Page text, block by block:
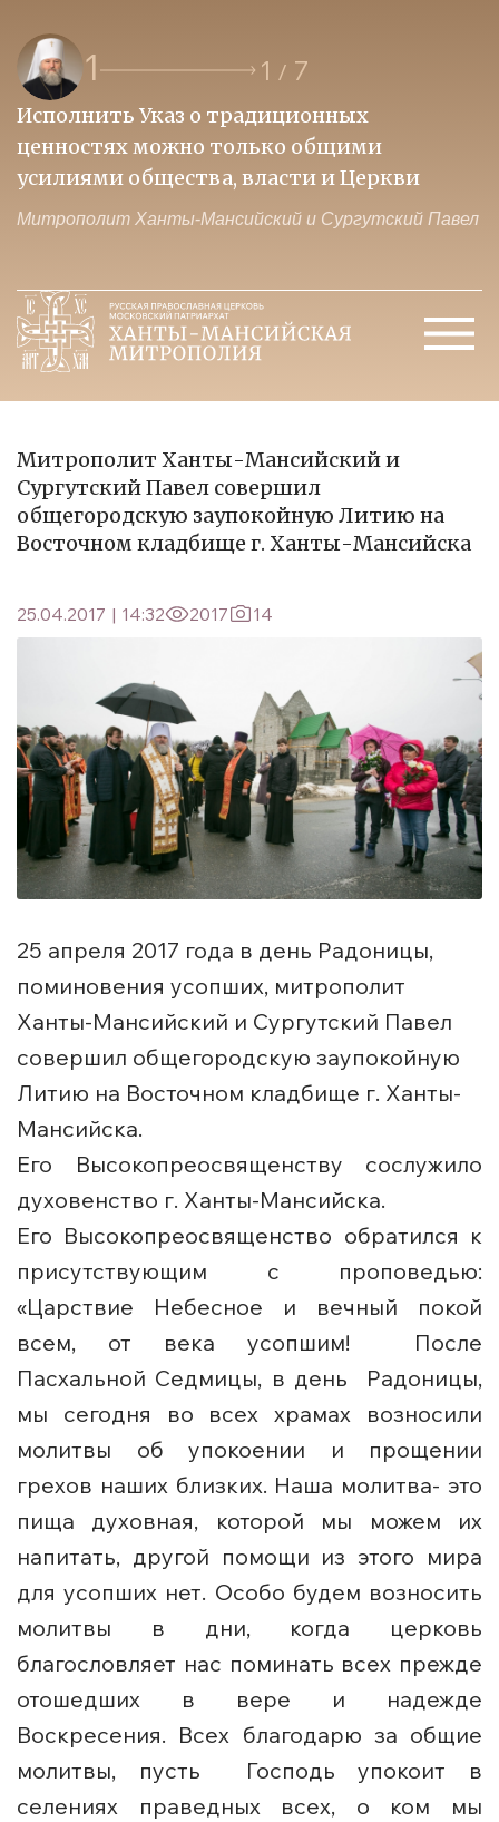
1 1 / 7
Исполнить Указ о традиционных
ценностях можно только общими
усилиями общества, власти и Церкви
Митрополит Ханты-Мансийский и Сургутский Павел
Митрополит Ханты-Мансийский и
Сургутский Павел совершил
общегородскую заупокойную Литию на
Восточном кладбище г. Ханты-Мансийска
25.04.2017 | 14:32 2017 14
25 апреля 2017 года в день Радоницы,
поминовения усопших, митрополит
Ханты-Мансийский и Сургутский Павел
совершил общегородскую заупокойную
Литию на Восточном кладбище г. Ханты-
Мансийска.
Его Высокопреосвященству сослужило
духовенство г. Ханты-Мансийска.
Его Высокопреосвященство обратился к
присутствующим с проповедью:
«Царствие Небесное и вечный покой
всем, от века усопшим! После
Пасхальной Седмицы, в день Радоницы,
мы сегодня во всех храмах возносили
молитвы об упокоении и прощении
грехов наших близких. Наша молитва- это
пища духовная, которой мы можем их
напитать, другой помощи из этого мира
для усопших нет. Особо будем возносить
молитвы в дни, когда церковь
благословляет нас поминать всех прежде
отошедших в вере и надежде
Воскресения. Всех благодарю за общие
молитвы, пусть Господь упокоит в
селениях праведных всех, о ком мы